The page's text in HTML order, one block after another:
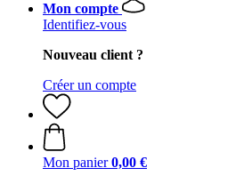
Mon compte
Identifiez-vous
Nouveau client ?
Créer un compte
Mon panier 0,00 €